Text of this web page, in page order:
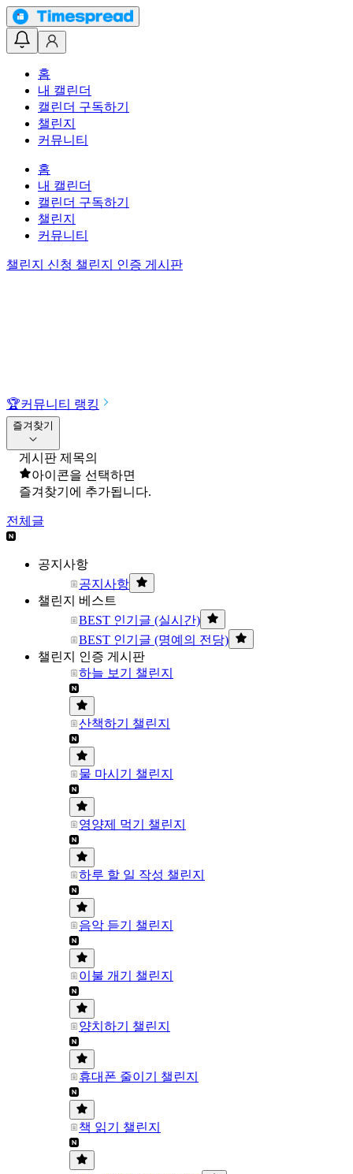
홈
내 캘린더
캘린더 구독하기
챌린지
커뮤니티
홈
내 캘린더
캘린더 구독하기
챌린지
커뮤니티
챌린지 신청 챌린지 인증 게시판
🏆커뮤니티 랭킹
즐겨찾기
게시판 제목의
아이콘을 선택하면
즐겨찾기에 추가됩니다.
전체글
공지사항
공지사항
챌린지 베스트
BEST 인기글 (실시간)
BEST 인기글 (명예의 전당)
챌린지 인증 게시판
하늘 보기 챌린지
산책하기 챌린지
물 마시기 챌린지
영양제 먹기 챌린지
하루 할 일 작성 챌린지
음악 듣기 챌린지
이불 개기 챌린지
양치하기 챌린지
휴대폰 줄이기 챌린지
책 읽기 챌린지